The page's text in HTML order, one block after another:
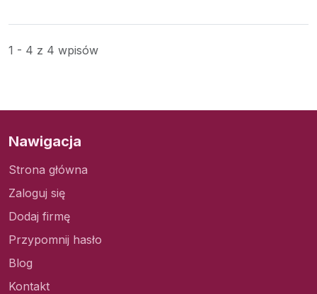
1 - 4 z 4 wpisów
Nawigacja
Strona główna
Zaloguj się
Dodaj firmę
Przypomnij hasło
Blog
Kontakt